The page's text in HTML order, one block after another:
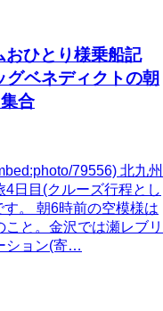
ひとり様乗船記
グベネディクトの朝
合
79556) 北九州
日目(クルーズ行程とし
。 朝6時前の空模様は
と。金沢では瀬レブリ
ション(寄…